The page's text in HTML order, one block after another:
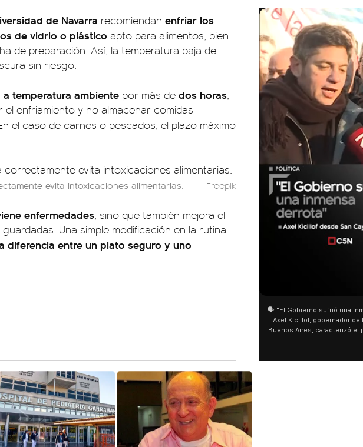
de Navarra recomiendan enfriar los
de vidrio o plástico apto para alimentos, bien
de preparación. Así, la temperatura baja de
sin riesgo.
temperatura ambiente por más de dos horas,
enfriamiento y no almacenar comidas
el caso de carnes o pescados, el plazo máximo
evita intoxicaciones alimentarias. Freepik
enfermedades, sino que también mejora el
Una simple modificación en la rutina
diferencia entre un plato seguro y uno
y destacó "la movilización popular". 📌 La
declaración fue desde el santuario de San
Cayetano, donde también advirtió que "la
sociedad no solo sufre porque no llega sino
que también está endeudada".
San Cayetano: Jorge García
miles de peregrinos en
de Buenos Aires destacó la
agua y soportó las bajas
últimos días: "Son